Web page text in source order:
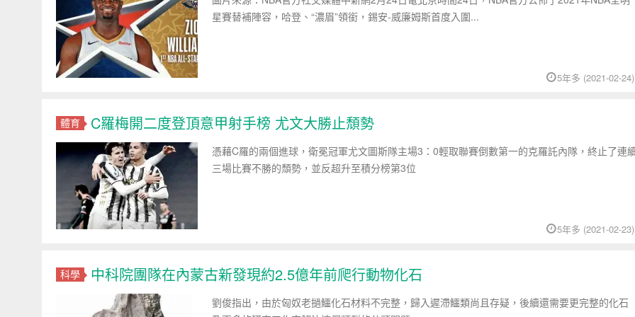
星賽替補陣容，哈登、“濃眉”領銜，錫安-威廉姆斯首度入圍...
5年多 (2021-02-24)
體育 C羅梅開二度登頂意甲射手榜 尤文大勝止頹勢
憑藉C羅的兩個進球，衛冕冠軍尤文圖斯隊主場3：0輕取聯賽倒數第一的克羅託內隊，終止了連
三場比賽不勝的頹勢，並反超升至積分榜第3位
5年多 (2021-02-23)
科學 中科院團隊在內蒙古新發現約2.5億年前爬行動物化石
劉俊指出，由於匈奴老撾鱷化石材料不完整，歸入遲滯鱷類尚且存疑，後續還需要更完整的化石